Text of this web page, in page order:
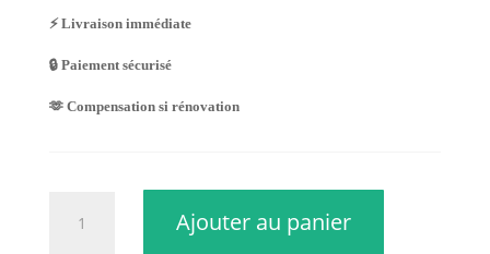
⚡ Livraison immédiate
🔒 Paiement sécurisé
🫶 Compensation si rénovation
Ajouter au panier